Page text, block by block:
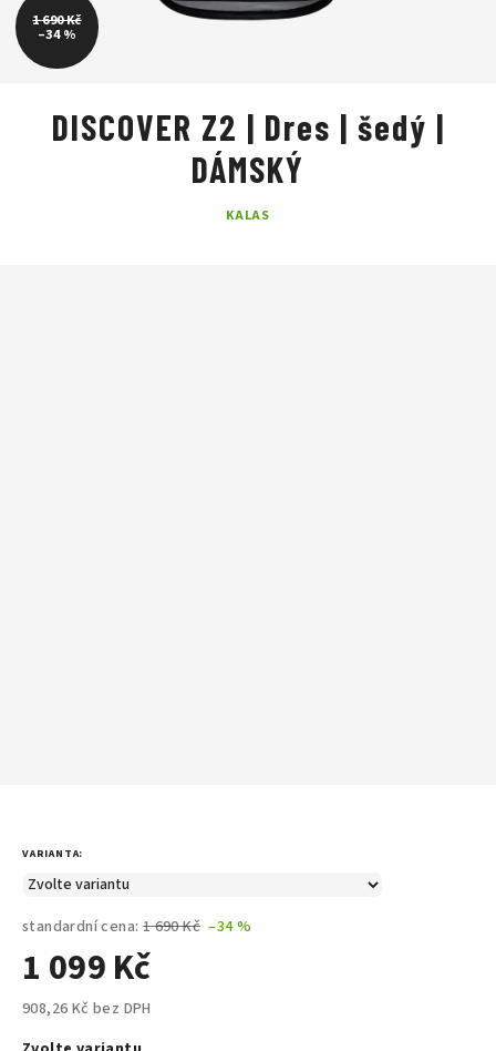
VARIANTA:
standardní cena: 1 690 Kč –34 %
1 099 Kč
908,26 Kč bez DPH
DISCOVER Z2 | Dres | šedý |
DÁMSKÝ
KALAS
1 690 Kč
–34 %